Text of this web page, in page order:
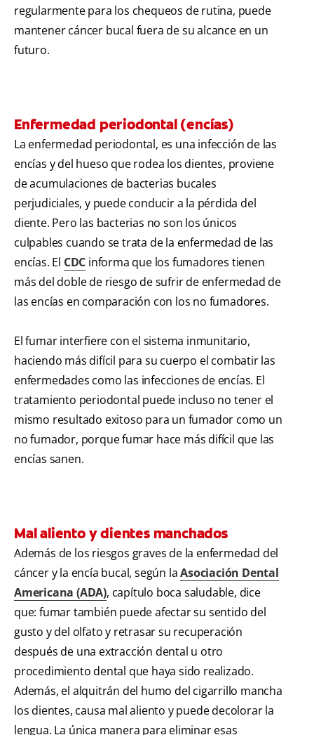
regularmente para los chequeos de rutina, puede
mantener cáncer bucal fuera de su alcance en un
futuro.
Enfermedad periodontal (encías)
La enfermedad periodontal, es una infección de las
encías y del hueso que rodea los dientes, proviene
de acumulaciones de bacterias bucales
perjudiciales, y puede conducir a la pérdida del
diente. Pero las bacterias no son los únicos
culpables cuando se trata de la enfermedad de las
encías. El CDC informa que los fumadores tienen
más del doble de riesgo de sufrir de enfermedad de
las encías en comparación con los no fumadores.
El fumar interfiere con el sistema inmunitario,
haciendo más difícil para su cuerpo el combatir las
enfermedades como las infecciones de encías. El
tratamiento periodontal puede incluso no tener el
mismo resultado exitoso para un fumador como un
no fumador, porque fumar hace más difícil que las
encías sanen.
Mal aliento y dientes manchados
Además de los riesgos graves de la enfermedad del
cáncer y la encía bucal, según laAsociación Dental
Americana (ADA), capítulo boca saludable, dice
que: fumar también puede afectar su sentido del
gusto y del olfato y retrasar su recuperación
después de una extracción dental u otro
procedimiento dental que haya sido realizado.
Además, el alquitrán del humo del cigarrillo mancha
los dientes, causa mal aliento y puede decolorar la
lengua. La única manera para eliminar esas